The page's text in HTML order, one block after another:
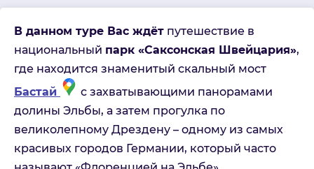
В данном туре Вас ждёт путешествие в
национальный парк «Саксонская Швейцария»,
где находится знаменитый скальный мост
Бастай
с захватывающими панорамами
долины Эльбы, а затем прогулка по
великолепному Дрездену – одному из самых
красивых городов Германии, который часто